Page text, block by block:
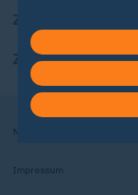
ZDFheute Apps
Nutzungsbedingungen
Impressum
in deinen
Hier findest du
Weitere